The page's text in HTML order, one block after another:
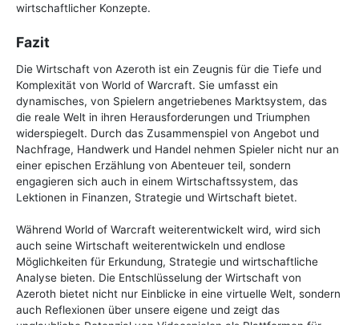
wirtschaftlicher Konzepte.
Fazit
Die Wirtschaft von Azeroth ist ein Zeugnis für die Tiefe und
Komplexität von World of Warcraft. Sie umfasst ein
dynamisches, von Spielern angetriebenes Marktsystem, das
die reale Welt in ihren Herausforderungen und Triumphen
widerspiegelt. Durch das Zusammenspiel von Angebot und
Nachfrage, Handwerk und Handel nehmen Spieler nicht nur an
einer epischen Erzählung von Abenteuer teil, sondern
engagieren sich auch in einem Wirtschaftssystem, das
Lektionen in Finanzen, Strategie und Wirtschaft bietet.
Während World of Warcraft weiterentwickelt wird, wird sich
auch seine Wirtschaft weiterentwickeln und endlose
Möglichkeiten für Erkundung, Strategie und wirtschaftliche
Analyse bieten. Die Entschlüsselung der Wirtschaft von
Azeroth bietet nicht nur Einblicke in eine virtuelle Welt, sondern
auch Reflexionen über unsere eigene und zeigt das